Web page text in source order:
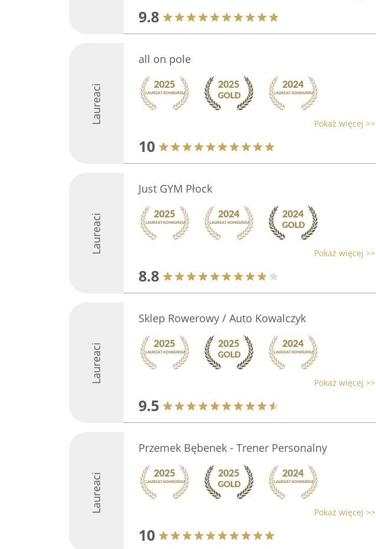
9.8
Laureaci
all on pole
Pokaż więcej >>
10
Laureaci
Just GYM Płock
Pokaż więcej >>
8.8
Laureaci
Sklep Rowerowy / Auto Kowalczyk
Pokaż więcej >>
9.5
Laureaci
Przemek Bębenek - Trener Personalny
Pokaż więcej >>
10